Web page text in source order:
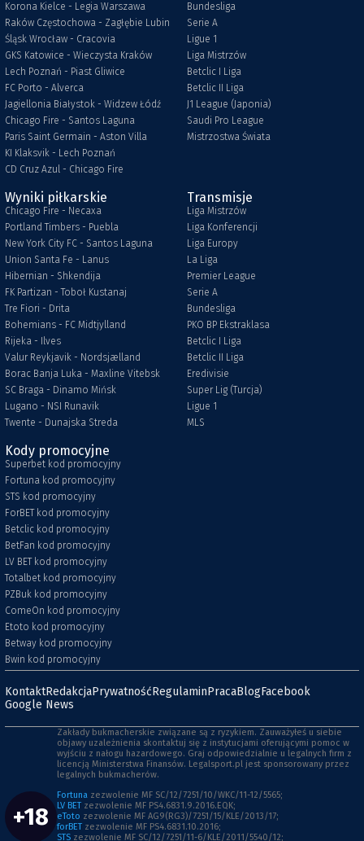
Korona Kielce - Legia Warszawa
Raków Częstochowa - Zagłębie Lubin
Śląsk Wrocław - Cracovia
GKS Katowice - Wieczysta Kraków
Lech Poznań - Piast Gliwice
FC Porto - Alverca
Jagiellonia Białystok - Widzew Łódź
Chicago Fire - Santos Laguna
Paris Saint Germain - Aston Villa
KI Klaksvik - Lech Poznań
CD Cruz Azul - Chicago Fire
Bundesliga
Serie A
Ligue 1
Liga Mistrzów
Betclic I Liga
Betclic II Liga
J1 League (Japonia)
Saudi Pro League
Mistrzostwa Świata
Wyniki piłkarskie
Chicago Fire - Necaxa
Portland Timbers - Puebla
New York City FC - Santos Laguna
Union Santa Fe - Lanus
Hibernian - Shkendija
FK Partizan - Toboł Kustanaj
Tre Fiori - Drita
Bohemians - FC Midtjylland
Rijeka - Ilves
Valur Reykjavik - Nordsjælland
Borac Banja Luka - Maxline Vitebsk
SC Braga - Dinamo Mińsk
Lugano - NSI Runavik
Twente - Dunajska Streda
Transmisje
Liga Mistrzów
Liga Konferencji
Liga Europy
La Liga
Premier League
Serie A
Bundesliga
PKO BP Ekstraklasa
Betclic I Liga
Betclic II Liga
Eredivisie
Super Lig (Turcja)
Ligue 1
MLS
Kody promocyjne
Superbet kod promocyjny
Fortuna kod promocyjny
STS kod promocyjny
ForBET kod promocyjny
Betclic kod promocyjny
BetFan kod promocyjny
LV BET kod promocyjny
Totalbet kod promocyjny
PZBuk kod promocyjny
ComeOn kod promocyjny
Etoto kod promocyjny
Betway kod promocyjny
Bwin kod promocyjny
KontaktRedakcjaPrywatnośćRegulaminPracaBlogFacebook
Google News
+18
Zakłady bukmacherskie związane są z ryzykiem. Zauważyłeś u siebie
objawy uzależnienia skontaktuj się z instytucjami oferującymi pomoc w
wyjściu z nałogu hazardowego. Graj odpowiedzialnie u legalnych firm z
licencją Ministerstwa Finansów. Legalsport.pl jest sponsorowany przez
legalnych bukmacherów.
Fortuna zezwolenie MF SC/12/7251/10/WKC/11-12/5565;
LV BET zezwolenie MF PS4.6831.9.2016.EQK;
eToto zezwolenie MF AG9(RG3)/7251/15/KLE/2013/17;
forBET zezwolenie MF PS4.6831.10.2016;
STS zezwolenie MF SC/12/7251/11-6/KLE/2011/5540/12;